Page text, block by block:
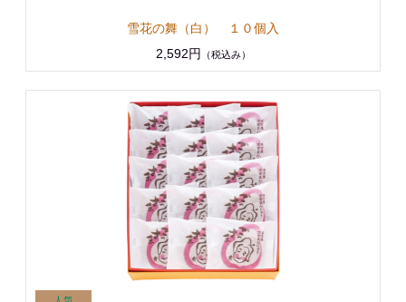
雪花の舞（白） １０個入
2,592円
（税込み）